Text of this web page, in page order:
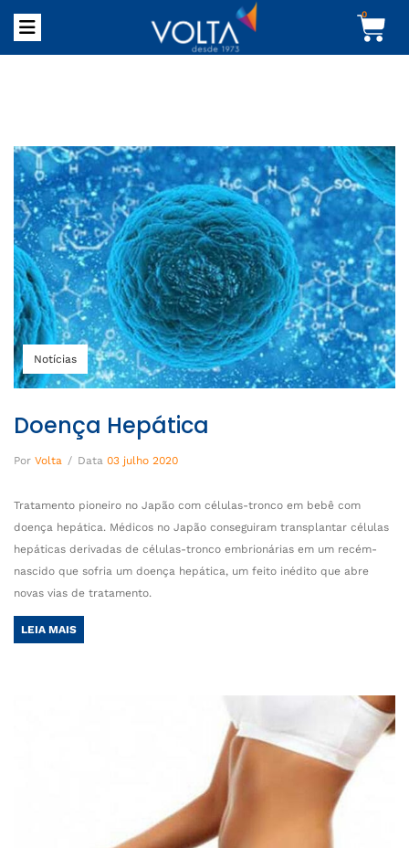
0
Notícias
Doença Hepática
Por Volta / Data 03 julho 2020
Tratamento pioneiro no Japão com células-tronco em bebê com
doença hepática. Médicos no Japão conseguiram transplantar células
hepáticas derivadas de células-tronco embrionárias em um recém-
nascido que sofria um doença hepática, um feito inédito que abre
novas vias de tratamento.
LEIA MAIS